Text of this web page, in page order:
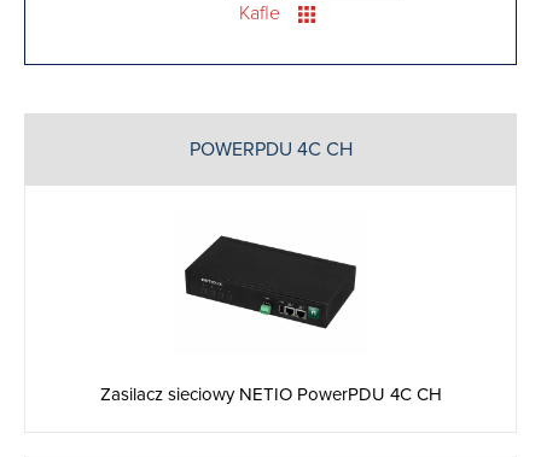
Kafle
POWERPDU 4C CH
Zasilacz sieciowy NETIO PowerPDU 4C CH